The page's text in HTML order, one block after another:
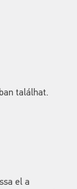
találhat.
el a